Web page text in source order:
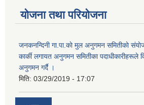
योजना तथा परियोजना
जनकनन्दिनी गा.पा.काे मुल अनुगमन समितीकाे
कार्की लगायत अनुगमन समितीका पदाधीकारीहरूले
अनुगमन गर्दै ।
मिति: 03/29/2019 - 17:07